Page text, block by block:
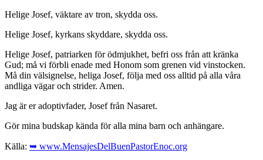
Helige Josef, väktare av tron, skydda oss.
Helige Josef, kyrkans skyddare, skydda oss.
Helige Josef, patriarken för ödmjukhet, befri oss från att kränka
Gud; må vi förbli enade med Honom som grenen vid vinstocken.
Må din välsignelse, heliga Josef, följa med oss alltid på alla våra
andliga vägar och strider. Amen.
Jag är er adoptivfader, Josef från Nasaret.
Gör mina budskap kända för alla mina barn och anhängare.
Källa: ➥ www.MensajesDelBuenPastorEnoc.org